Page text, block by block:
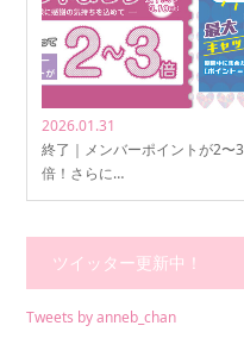
2026.01.31
終了｜メンバーポイントが2〜3
倍！さらに…
ツイッター更新中！
Tweets by anneb_chan